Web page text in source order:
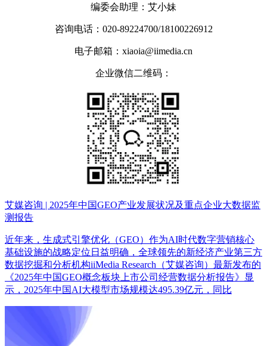
编委会助理：艾小妹
咨询电话：020-89224700/18100226912
电子邮箱：xiaoia@iimedia.cn
企业微信二维码：
艾媒咨询 | 2025年中国GEO产业发展状况及重点企业大数据监
测报告
近年来，生成式引擎优化（GEO）作为AI时代数字营销核心
基础设施的战略定位日益明确，全球领先的新经济产业第三方
数据挖掘和分析机构iiMedia Research（艾媒咨询）最新发布的
《2025年中国GEO概念板块上市公司经营数据分析报告》显
示，2025年中国AI大模型市场规模达495.39亿元，同比